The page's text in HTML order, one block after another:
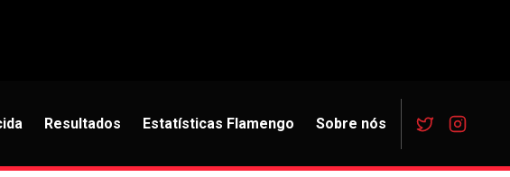
Resultados Estatísticas Flamengo Sobre nós